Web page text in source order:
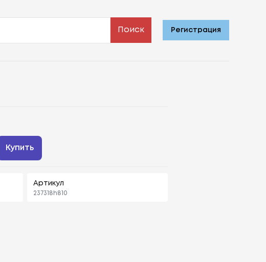
Поиск Регистрация
Купить
Артикул
237318h810